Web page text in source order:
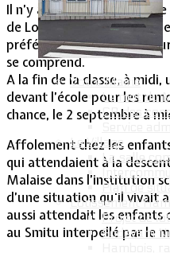
Votre Mairie
Le mot du
CR des
Le Village
La salle
Plan de
Lotissement
Projet de
Sodevam
Il n’y a jamais grand
de Lommerange le matin
préférant accompagner
se comprend.
A la fin de la classe, à
devant l’école pour les
chance, le 2 septembre à
Affolement chez les
qui attendaient à la
Malaise dans l’institution
d’une situation qu'il vivait
aussi attendait les enfants
au Smitu interpellé par le